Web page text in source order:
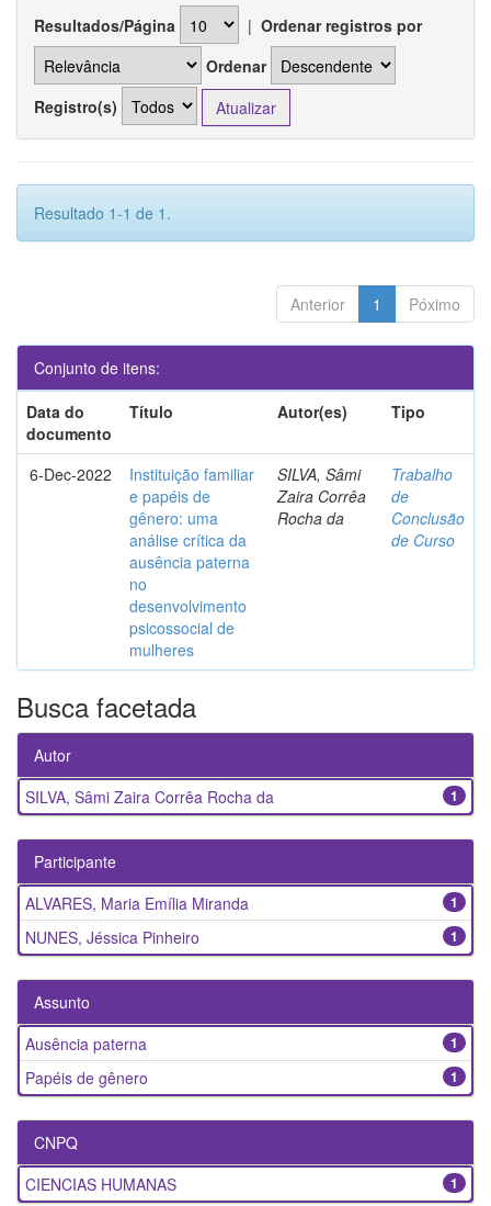
Resultados/Página | Ordenar registros por
Ordenar
Registro(s)
Resultado 1-1 de 1.
Anterior 1 Póximo
Conjunto de itens:
Data do
documento
Título Autor(es) Tipo
6-Dec-2022
Instituição familiar
e papéis de
gênero: uma
análise crítica da
ausência paterna
no
desenvolvimento
psicossocial de
mulheres
SILVA, Sâmi
Zaira Corrêa
Rocha da
Trabalho
de
Conclusão
de Curso
Busca facetada
Autor
1
SILVA, Sâmi Zaira Corrêa Rocha da
Participante
1
ALVARES, Maria Emília Miranda
1
NUNES, Jéssica Pinheiro
Assunto
1
Ausência paterna
1
Papéis de gênero
CNPQ
1
CIENCIAS HUMANAS